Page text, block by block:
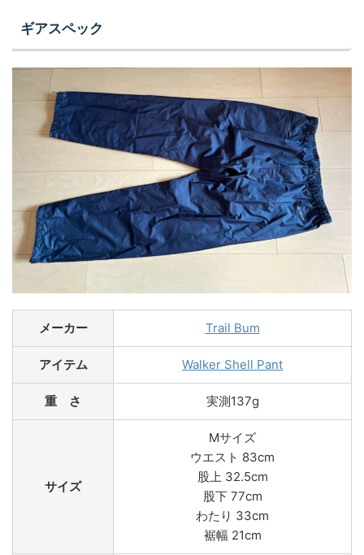
ギアスペック
メーカー Trail Bum
アイテム Walker Shell Pant
重 さ 実測137g
サイズ
Mサイズ
ウエスト 83cm
股上 32.5cm
股下 77cm
わたり 33cm
裾幅 21cm